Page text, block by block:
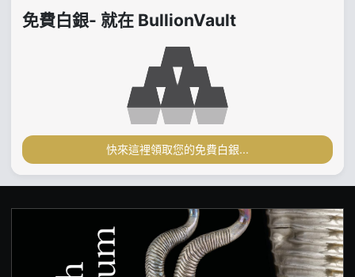
免費白銀- 就在 BullionVault
快來這裡領取您的免費白銀...